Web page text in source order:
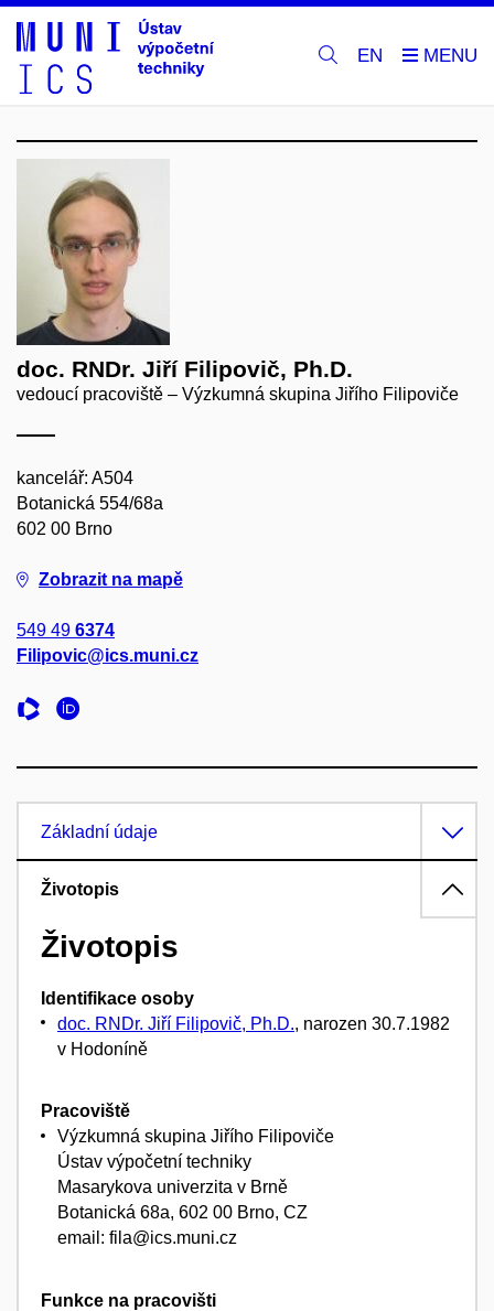
EN
doc. RNDr. Jiří Filipovič, Ph.D.
vedoucí pracoviště – Výzkumná skupina Jiřího Filipoviče
kancelář: A504
Botanická 554/68a
602 00 Brno
Zobrazit na mapě
549 49 6374
Filipovic@ics.muni.cz
Základní údaje
Životopis
Životopis
Identifikace osoby
doc. RNDr. Jiří Filipovič, Ph.D., narozen 30.7.1982
v Hodoníně
Pracoviště
Výzkumná skupina Jiřího Filipoviče
Ústav výpočetní techniky
Masarykova univerzita v Brně
Botanická 68a, 602 00 Brno, CZ
email: fila@ics.muni.cz
Funkce na pracovišti